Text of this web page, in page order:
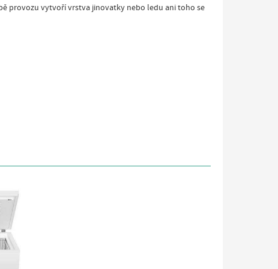
provozu vytvoří vrstva jinovatky nebo ledu ani toho se